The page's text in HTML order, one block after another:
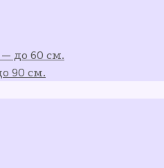
— до 60 см.
90 см.